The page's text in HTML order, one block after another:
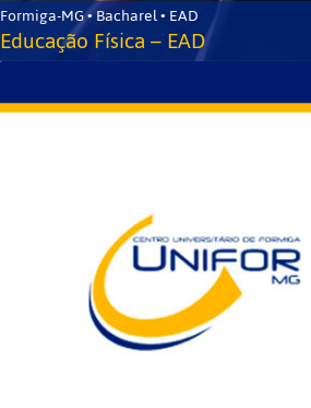
Formiga-MG • Bacharel • EAD
Educação Física – EAD